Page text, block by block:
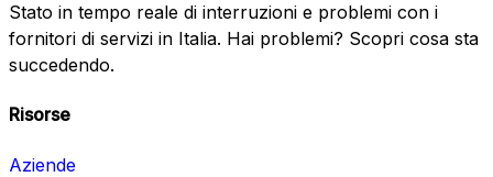
Stato in tempo reale di interruzioni e problemi con i
fornitori di servizi in Italia. Hai problemi? Scopri cosa sta
succedendo.
Risorse
Aziende